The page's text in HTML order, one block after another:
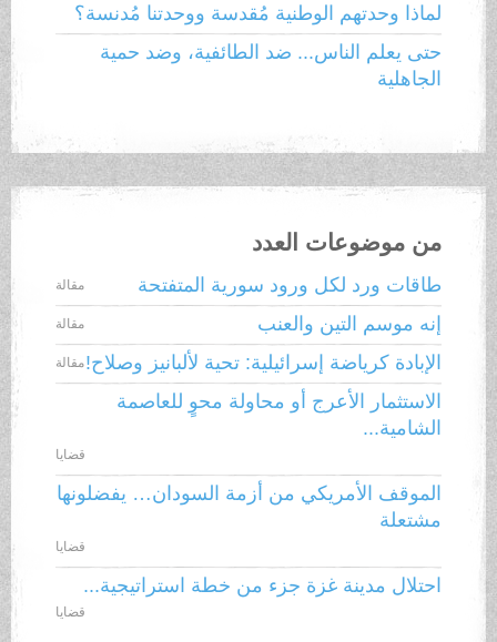
لماذا وحدتهم الوطنية مُقدسة ووحدتنا مُدنسة؟
حتى يعلم الناس... ضد الطائفية، وضد حمية
الجاهلية
من موضوعات العدد
طاقات ورد لكل ورود سورية المتفتحة مقالة
إنه موسم التين والعنب مقالة
الإبادة كرياضة إسرائيلية: تحية لألبانيز وصلاح!مقالة
الاستثمار الأعرج أو محاولة محوٍ للعاصمة
الشامية...
قضايا
الموقف الأمريكي من أزمة السودان… يفضلونها
مشتعلة
قضايا
احتلال مدينة غزة جزء من خطة استراتيجية...
قضايا